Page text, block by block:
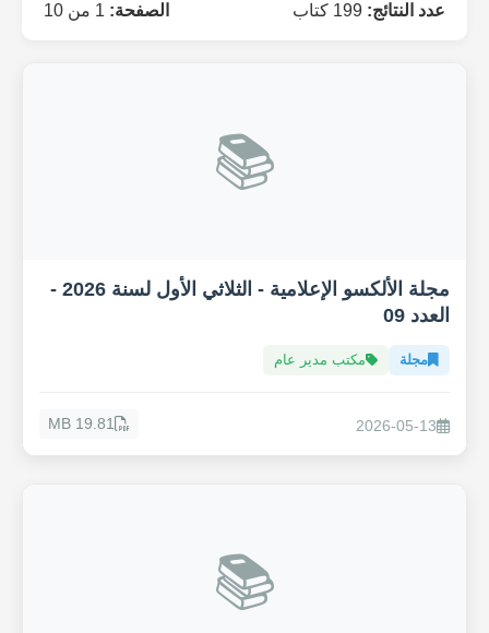
عدد النتائج: الصفحة:
📚
مجلة الألكسو الإعلامية - الثلاثي الأول لسنة 2026 -
العدد 09
مجلة مكتب مدير عام
2026-05-13
19.81 MB
📚